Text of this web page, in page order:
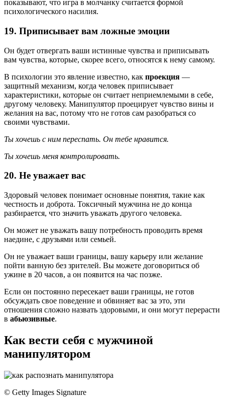
показывают, что игра в молчанку считается формой
психологического насилия.
19. Приписывает вам ложные эмоции
Он будет отвергать ваши истинные чувства и приписывать
вам чувства, которые, скорее всего, относятся к нему самому.
В психологии это явление известно, как проекция —
защитный механизм, когда человек приписывает
характеристики, которые он считает неприемлемыми в себе,
другому человеку. Манипулятор проецирует чувство вины и
желания на вас, потому что не готов сам разобраться со
своими чувствами.
Ты хочешь с ним переспать. Он тебе нравится.
Ты хочешь меня контролировать.
20. Не уважает вас
Здоровый человек понимает основные понятия, такие как
честность и доброта. Токсичный мужчина не до конца
разбирается, что значить уважать другого человека.
Он может не уважать вашу потребность проводить время
наедине, с друзьями или семьей.
Он не уважает ваши границы, вашу карьеру или желание
пойти ванную без зрителей. Вы можете договориться об
ужине в 20 часов, а он появится на час позже.
Если он постоянно пересекает ваши границы, не готов
обсуждать свое поведение и обвиняет вас за это, эти
отношения сложно назвать здоровыми, и они могут перерасти
в абьюзивные.
Как вести себя с мужчиной
манипулятором
© Getty Images Signature